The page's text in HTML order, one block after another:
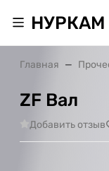
НУРКАМ
Главная
ZF Вал
Добавить отзыв